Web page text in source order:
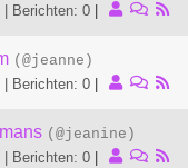
0/10 | Berichten: 0
(@jeanne)
0/10 | Berichten: 0
(@jeanine)
0/10 | Berichten: 0